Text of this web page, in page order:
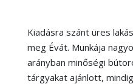
Kiadásra szánt üres
meg Évát. Munkája
arányban minőségi
tárgyakat ajánlott,